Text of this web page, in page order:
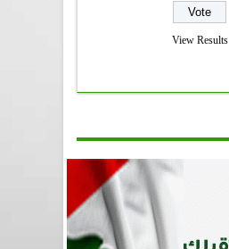
View Results